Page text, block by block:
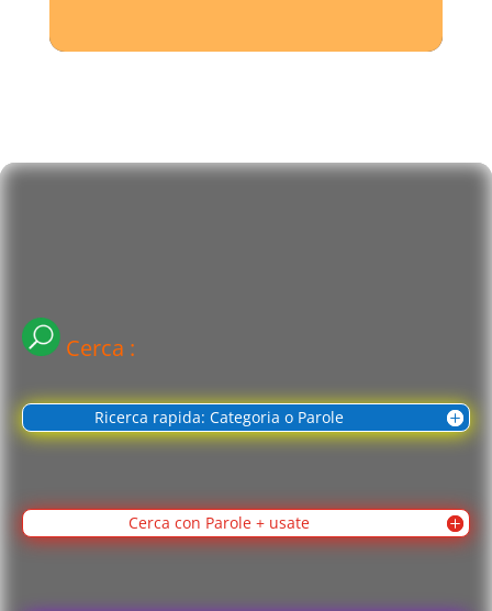
Cerca :
Ricerca rapida: Categoria o Parole
Cerca con Parole + usate